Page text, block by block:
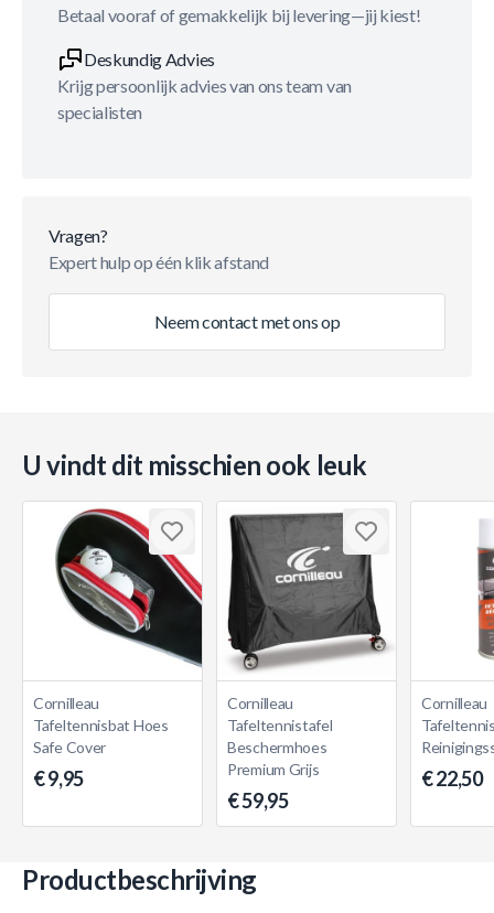
Betaal vooraf of gemakkelijk bij levering—jij kiest!
Deskundig Advies
Krijg persoonlijk advies van ons team van
specialisten
Vragen?
Expert hulp op één klik afstand
Neem contact met ons op
U vindt dit misschien ook leuk
Cornilleau
Tafeltennisbat Hoes
Safe Cover
€ 9,95
Cornilleau
Tafeltennistafel
Beschermhoes
Premium Grijs
€ 59,95
Cornilleau
€ 22,50
Productbeschrijving